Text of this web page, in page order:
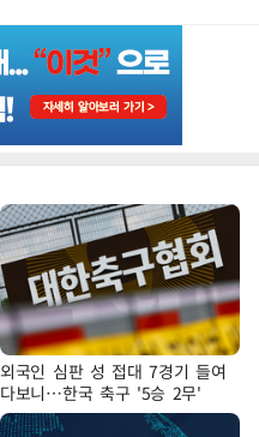
외국인 심판 성 접대 7경기 들여
다보니…한국 축구 '5승 2무'